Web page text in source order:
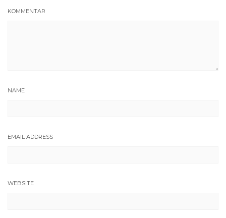
KOMMENTAR
NAME
EMAIL ADDRESS
WEBSITE